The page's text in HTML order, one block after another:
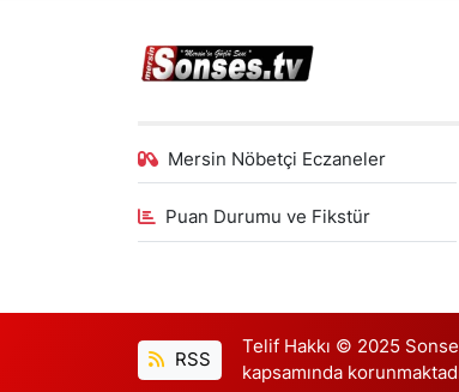
Mersin Nöbetçi Eczaneler
Puan Durumu ve Fikstür
RSS
Telif Hakkı © 2025
kapsamında